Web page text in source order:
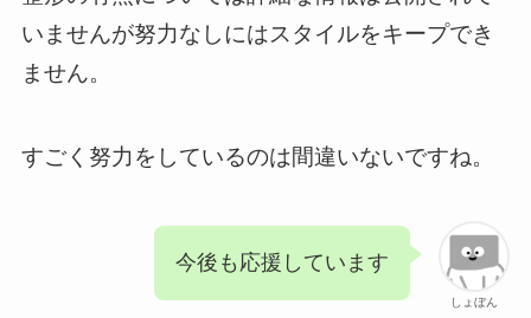
いませんが努力なしにはスタイルをキープでき
ません。
すごく努力をしているのは間違いないですね。
しょぼん
今後も応援しています